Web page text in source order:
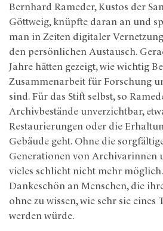
Bernhard Rameder, Kustos der
Göttweig, knüpfte daran an und
man in Zeiten digitaler
den persönlichen Austausch.
Jahre hätten gezeigt, wie wichtig
Zusammenarbeit für Forschung
sind. Für das Stift selbst, so
Archivbestände unverzichtbar,
Restaurierungen oder die
Gebäude geht. Ohne die
Generationen von Archivarinnen
vieles schlicht nicht mehr
Dankeschön an Menschen, die
ohne zu wissen, wie sehr sie eines
werden würde.